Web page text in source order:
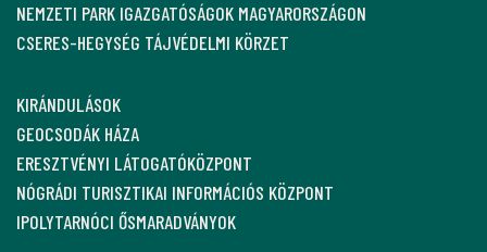
NEMZETI PARK IGAZGATÓSÁGOK MAGYARORSZÁGON
CSERES-HEGYSÉG TÁJVÉDELMI KÖRZET
KIRÁNDULÁSOK
GEOCSODÁK HÁZA
ERESZTVÉNYI LÁTOGATÓKÖZPONT
NÓGRÁDI TURISZTIKAI INFORMÁCIÓS KÖZPONT
IPOLYTARNÓCI ŐSMARADVÁNYOK